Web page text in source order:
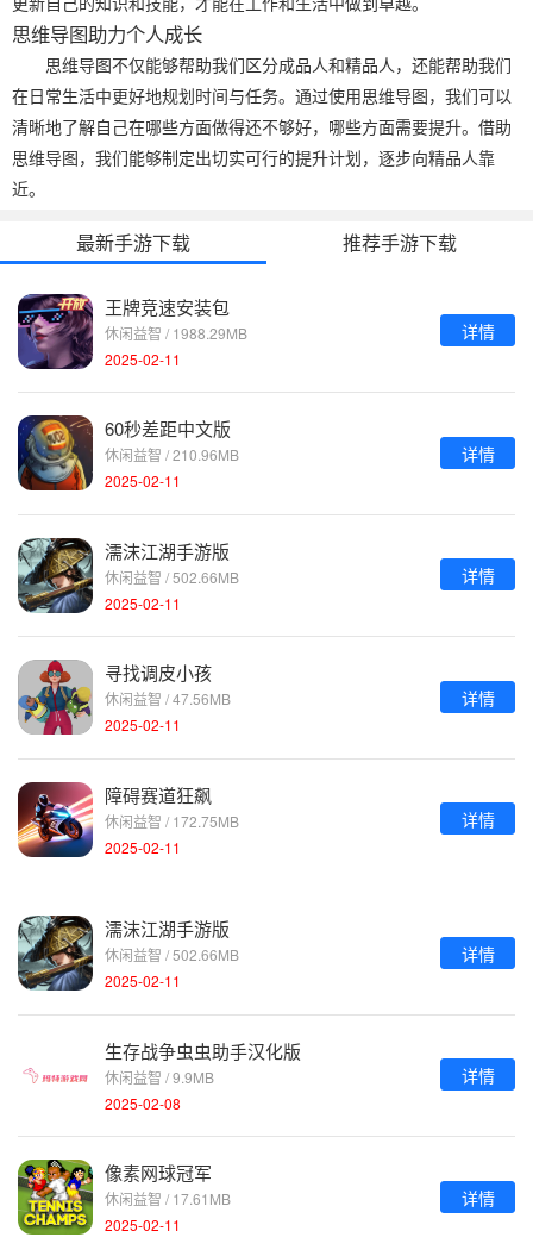
思维导图助力个人成长
思维导图不仅能够帮助我们区分成品人和精品人，还能帮助我们
在日常生活中更好地规划时间与任务。通过使用思维导图，我们可以
清晰地了解自己在哪些方面做得还不够好，哪些方面需要提升。借助
思维导图，我们能够制定出切实可行的提升计划，逐步向精品人靠
近。
最新手游下载 推荐手游下载
王牌竞速安装包
休闲益智 / 1988.29MB
2025-02-11
详情
60秒差距中文版
休闲益智 / 210.96MB
2025-02-11
详情
濡沫江湖手游版
休闲益智 / 502.66MB
2025-02-11
详情
寻找调皮小孩
休闲益智 / 47.56MB
2025-02-11
详情
障碍赛道狂飙
休闲益智 / 172.75MB
2025-02-11
详情
濡沫江湖手游版
休闲益智 / 502.66MB
2025-02-11
详情
生存战争虫虫助手汉化版
休闲益智 / 9.9MB
2025-02-08
详情
像素网球冠军
休闲益智 / 17.61MB
2025-02-11
详情